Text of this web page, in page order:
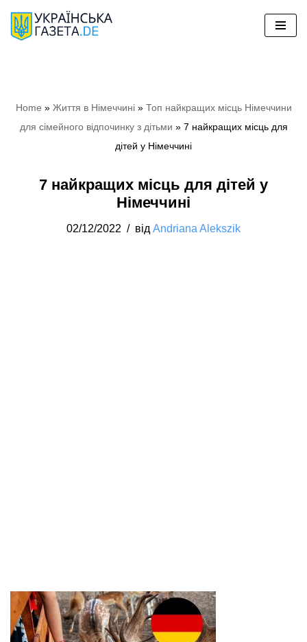
Перейти
Home » Життя в Німеччині» Топ найкращих місць Німеччини
для сімейного відпочинку з дітьми » 7 найкращих місць для
дітей у Німеччині
7 найкращих місць для дітей у
Німеччині
02/12/2022 від Andriana Alekszik